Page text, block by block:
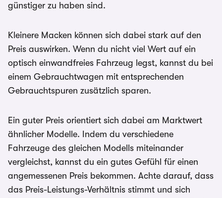
günstiger zu haben sind.
Kleinere Macken können sich dabei stark auf den
Preis auswirken. Wenn du nicht viel Wert auf ein
optisch einwandfreies Fahrzeug legst, kannst du bei
einem Gebrauchtwagen mit entsprechenden
Gebrauchtspuren zusätzlich sparen.
Ein guter Preis orientiert sich dabei am Marktwert
ähnlicher Modelle. Indem du verschiedene
Fahrzeuge des gleichen Modells miteinander
vergleichst, kannst du ein gutes Gefühl für einen
angemessenen Preis bekommen. Achte darauf, dass
das Preis-Leistungs-Verhältnis stimmt und sich